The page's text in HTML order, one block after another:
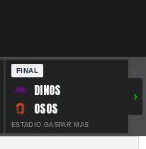
FINAL
DINOS
OSOS
ESTADIO GASPAR MAS
›